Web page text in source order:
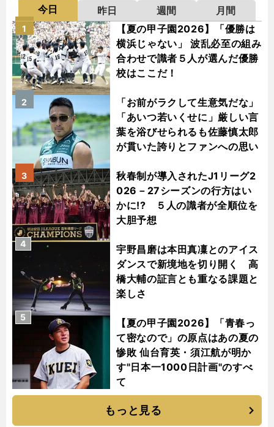
今日 昨日 週間
月間
【夏の甲子園2026】「優勝は
横浜じゃない」 波乱必至の組み
合わせで識者５人が選んだ優勝
校はここだ！
1
「お前がラクして生意気だな」
「あいつ若いくせに」厳しい言
葉を浴びせられるも佐藤慎太郎
が貫いた誇りとファンへの思い
2
秋春制が導入されたJ1リーグ2
026－27シーズンの行方はい
かに!? ５人の識者が全順位を
大胆予想
3
宇野昌磨は本田真凜とのアイス
ダンスで新境地を切り開く 高
橋大輔の証言とも重なる課題と
楽しさ
4
【夏の甲子園2026】「青春っ
て密なので」の原点はあの夏の
惨敗 仙台育英・須江航が明か
す"日本一1000日計画"のすべ
て
5
もっと見る